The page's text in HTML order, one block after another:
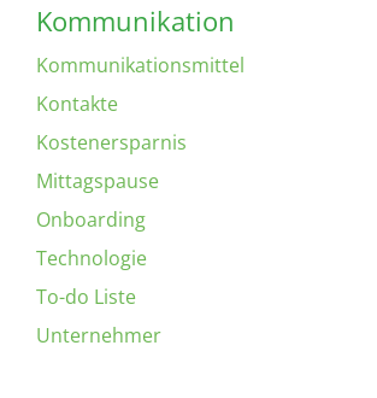
Kommunikation
Kommunikationsmittel
Kontakte
Kostenersparnis
Mittagspause
Onboarding
Technologie
To-do Liste
Unternehmer